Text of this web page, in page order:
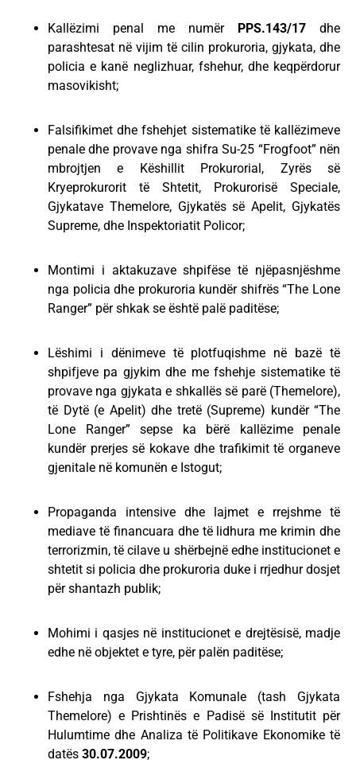
Kallëzimi penal me numër PPS.143/17 dhe
parashtesat në vijim të cilin prokuroria, gjykata, dhe
policia e kanë neglizhuar, fshehur, dhe keqpërdorur
masovikisht;
Falsifikimet dhe fshehjet sistematike të kallëzimeve
penale dhe provave nga shifra Su-25 “Frogfoot” nën
mbrojtjen e Këshillit Prokurorial, Zyrës së
Kryeprokurorit të Shtetit, Prokurorisë Speciale,
Gjykatave Themelore, Gjykatës së Apelit, Gjykatës
Supreme, dhe Inspektoriatit Policor;
Montimi i aktakuzave shpifëse të njëpasnjëshme
nga policia dhe prokuroria kundër shifrës “The Lone
Ranger” për shkak se është palë paditëse;
Lëshimi i dënimeve të plotfuqishme në bazë të
shpifjeve pa gjykim dhe me fshehje sistematike të
provave nga gjykata e shkallës së parë (Themelore),
të Dytë (e Apelit) dhe tretë (Supreme) kundër “The
Lone Ranger” sepse ka bërë kallëzime penale
kundër prerjes së kokave dhe trafikimit të organeve
gjenitale në komunën e Istogut;
Propaganda intensive dhe lajmet e rrejshme të
mediave të financuara dhe të lidhura me krimin dhe
terrorizmin, të cilave u shërbejnë edhe institucionet e
shtetit si policia dhe prokuroria duke i rrjedhur dosjet
për shantazh publik;
Mohimi i qasjes në institucionet e drejtësisë, madje
edhe në objektet e tyre, për palën paditëse;
Fshehja nga Gjykata Komunale (tash Gjykata
Themelore) e Prishtinës e Padisë së Institutit për
Hulumtime dhe Analiza të Politikave Ekonomike të
datës 30.07.2009;